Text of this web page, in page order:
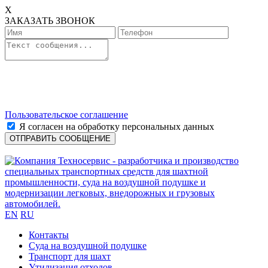
X
ЗАКАЗАТЬ ЗВОНОК
Пользовательское соглашение
Я согласен на обработку персональных данных
EN RU
Контакты
Cуда на воздушной подушке
Транспорт для шахт